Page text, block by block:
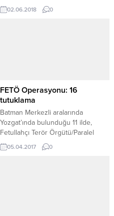
kontrolden çıkan otomobil
şarampole devrildi. Kazada 3 kişi
02.06.2018 0
FETÖ Operasyonu: 16
tutuklama
Batman Merkezli aralarında
Yozgat’ında bulunduğu 11 ilde,
Fetullahçı Terör Örgütü/Paralel
Devlet Yapılanması (FETÖ/PDY)
soruşturması kapsamında “ByLock”
05.04.2017 0